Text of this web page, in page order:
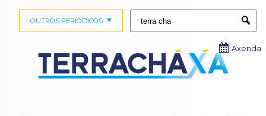
OUTROS PERIÓDICOS
Axenda